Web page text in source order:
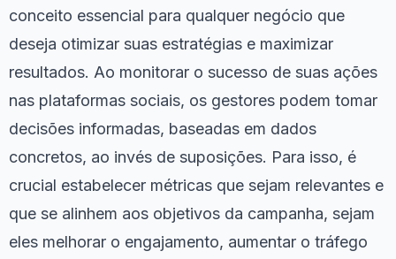
conceito essencial para qualquer negócio que
deseja otimizar suas estratégias e maximizar
resultados. Ao monitorar o sucesso de suas ações
nas plataformas sociais, os gestores podem tomar
decisões informadas, baseadas em dados
concretos, ao invés de suposições. Para isso, é
crucial estabelecer métricas que sejam relevantes e
que se alinhem aos objetivos da campanha, sejam
eles melhorar o engajamento, aumentar o tráfego